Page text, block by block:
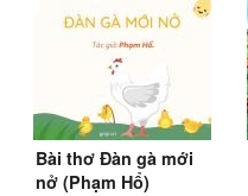
Bài thơ Đàn gà mới
nở (Phạm Hổ)